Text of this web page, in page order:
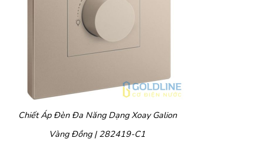
Chiết Áp Đèn Đa Năng Dạng Xoay Galion
Vàng Đồng | 282419-C1